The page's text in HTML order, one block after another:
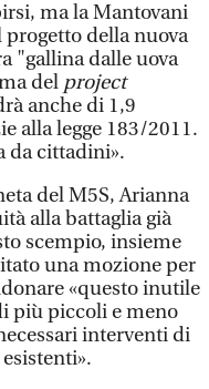
ma la Mantovani
progetto della nuova
"gallina dalle uova
del project
anche di 1,9
alla legge 183/2011.
da cittadini».
del M5S, Arianna
alla battaglia già
scempio, insieme
una mozione per
«questo inutile
più piccoli e meno
interventi di